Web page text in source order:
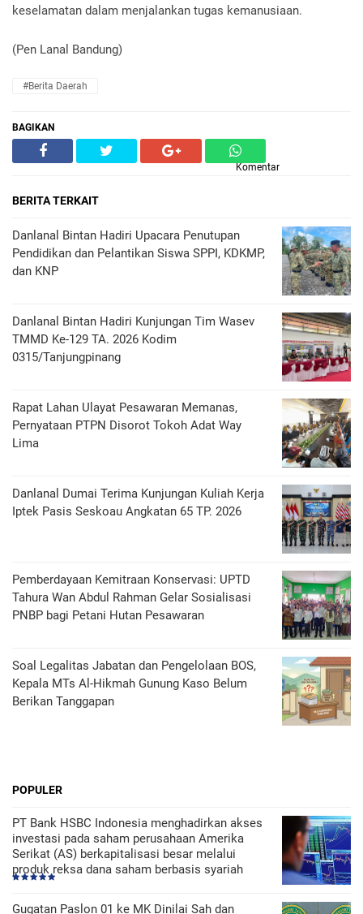
keselamatan dalam menjalankan tugas kemanusiaan.
(Pen Lanal Bandung)
#Berita Daerah
BAGIKAN
Komentar
BERITA TERKAIT
Danlanal Bintan Hadiri Upacara Penutupan
Pendidikan dan Pelantikan Siswa SPPI, KDKMP,
dan KNP
Danlanal Bintan Hadiri Kunjungan Tim Wasev
TMMD Ke-129 TA. 2026 Kodim
0315/Tanjungpinang
Rapat Lahan Ulayat Pesawaran Memanas,
Pernyataan PTPN Disorot Tokoh Adat Way
Lima
Danlanal Dumai Terima Kunjungan Kuliah Kerja
Iptek Pasis Seskoau Angkatan 65 TP. 2026
Pemberdayaan Kemitraan Konservasi: UPTD
Tahura Wan Abdul Rahman Gelar Sosialisasi
PNBP bagi Petani Hutan Pesawaran
Soal Legalitas Jabatan dan Pengelolaan BOS,
Kepala MTs Al-Hikmah Gunung Kaso Belum
Berikan Tanggapan
POPULER
PT Bank HSBC Indonesia menghadirkan akses
investasi pada saham perusahaan Amerika
Serikat (AS) berkapitalisasi besar melalui
produk reksa dana saham berbasis syariah
Gugatan Paslon 01 ke MK Dinilai Sah dan